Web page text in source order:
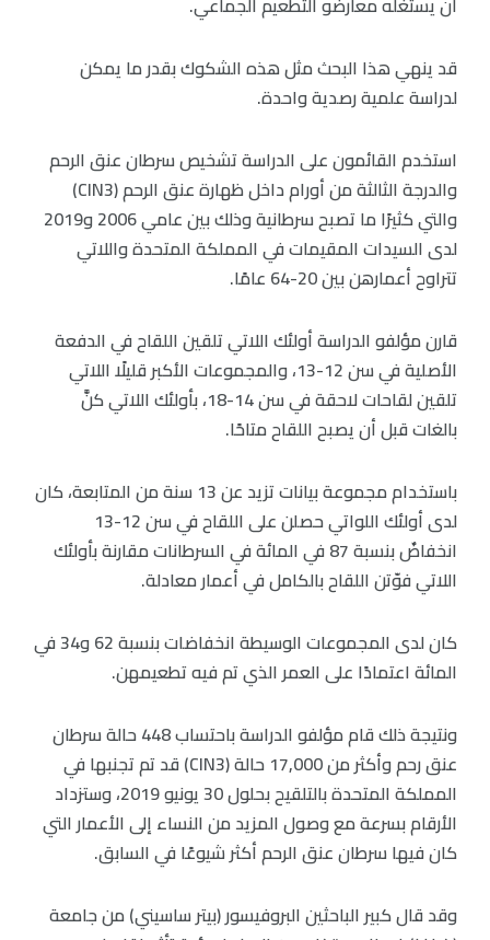
قد ينهي هذا البحث مثل هذه الشكوك بقدر ما يمكن
لدراسة علمية رصدية واحدة.
استخدم القائمون على الدراسة تشخيص سرطان عنق الرحم
والدرجة الثالثة من أورام داخل ظهارة عنق الرحم (CIN3)
والتي كثيرًا ما تصبح سرطانية وذلك بين عامي 2006 و2019
لدى السيدات المقيمات في المملكة المتحدة واللاتي
تتراوح أعمارهن بين 20-64 عامًا.
قارن مؤلفو الدراسة أولئك اللاتي تلقين اللقاح في الدفعة
الأصلية في سن 12-13، والمجموعات الأكبر قليلًا اللاتي
تلقين لقاحات لاحقة في سن 14-18، بأولئك اللاتي كنَّ
بالغات قبل أن يصبح اللقاح متاحًا.
باستخدام مجموعة بيانات تزيد عن 13 سنة من المتابعة، كان
لدى أولئك اللواتي حصلن على اللقاح في سن 12-13
انخفاضٌ بنسبة 87 في المائة في السرطانات مقارنة بأولئك
اللاتي فوّتن اللقاح بالكامل في أعمار معادلة.
كان لدى المجموعات الوسيطة انخفاضات بنسبة 62 و34 في
المائة اعتمادًا على العمر الذي تم فيه تطعيمهن.
ونتيجة ذلك قام مؤلفو الدراسة باحتساب 448 حالة سرطان
عنق رحم وأكثر من 17,000 حالة (CIN3) قد تم تجنبها في
المملكة المتحدة بالتلقيح بحلول 30 يونيو 2019، وستزداد
الأرقام بسرعة مع وصول المزيد من النساء إلى الأعمار التي
كان فيها سرطان عنق الرحم أكثر شيوعًا في السابق.
وقد قال كبير الباحثين البروفيسور (بيتر ساسيني) من جامعة